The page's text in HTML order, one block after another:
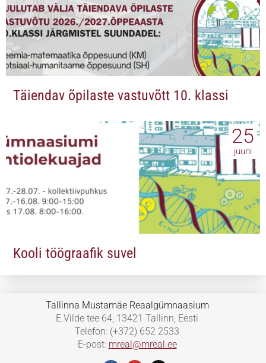
Täiendav õpilaste vastuvõtt 10. klassi
25
juuni
Kooli töögraafik suvel
Tallinna Mustamäe Reaalgümnaasium
E.Vilde tee 64, 13421 Tallinn, Eesti
Telefon: (+372) 652 2533
E-post: mreal@mreal.ee